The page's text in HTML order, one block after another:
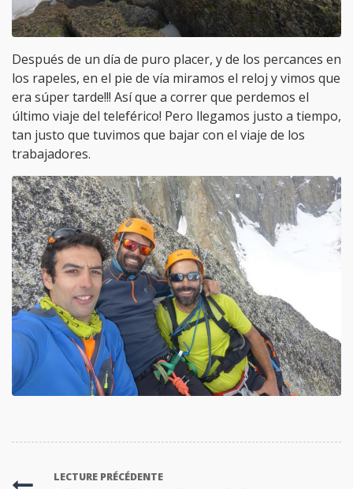
Después de un día de puro placer, y de los percances en
los rapeles, en el pie de vía miramos el reloj y vimos que
era súper tarde!!! Así que a correr que perdemos el
último viaje del teleférico! Pero llegamos justo a tiempo,
tan justo que tuvimos que bajar con el viaje de los
trabajadores.
LECTURE PRÉCÉDENTE